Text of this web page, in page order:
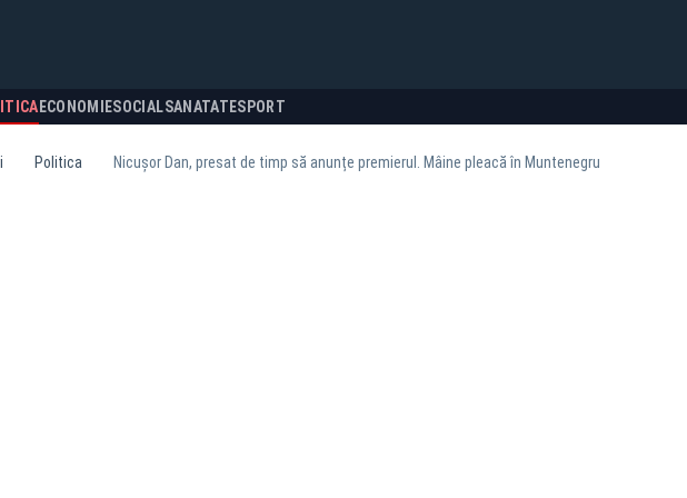
ECONOMIESOCIALSANATATESPORT
Politica Nicușor Dan, presat de timp să anunțe premierul. Mâine pleacă în Muntenegru